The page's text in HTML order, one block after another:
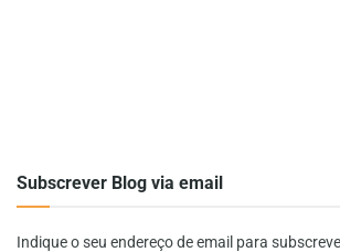
Subscrever Blog via email
Indique o seu endereço de email para